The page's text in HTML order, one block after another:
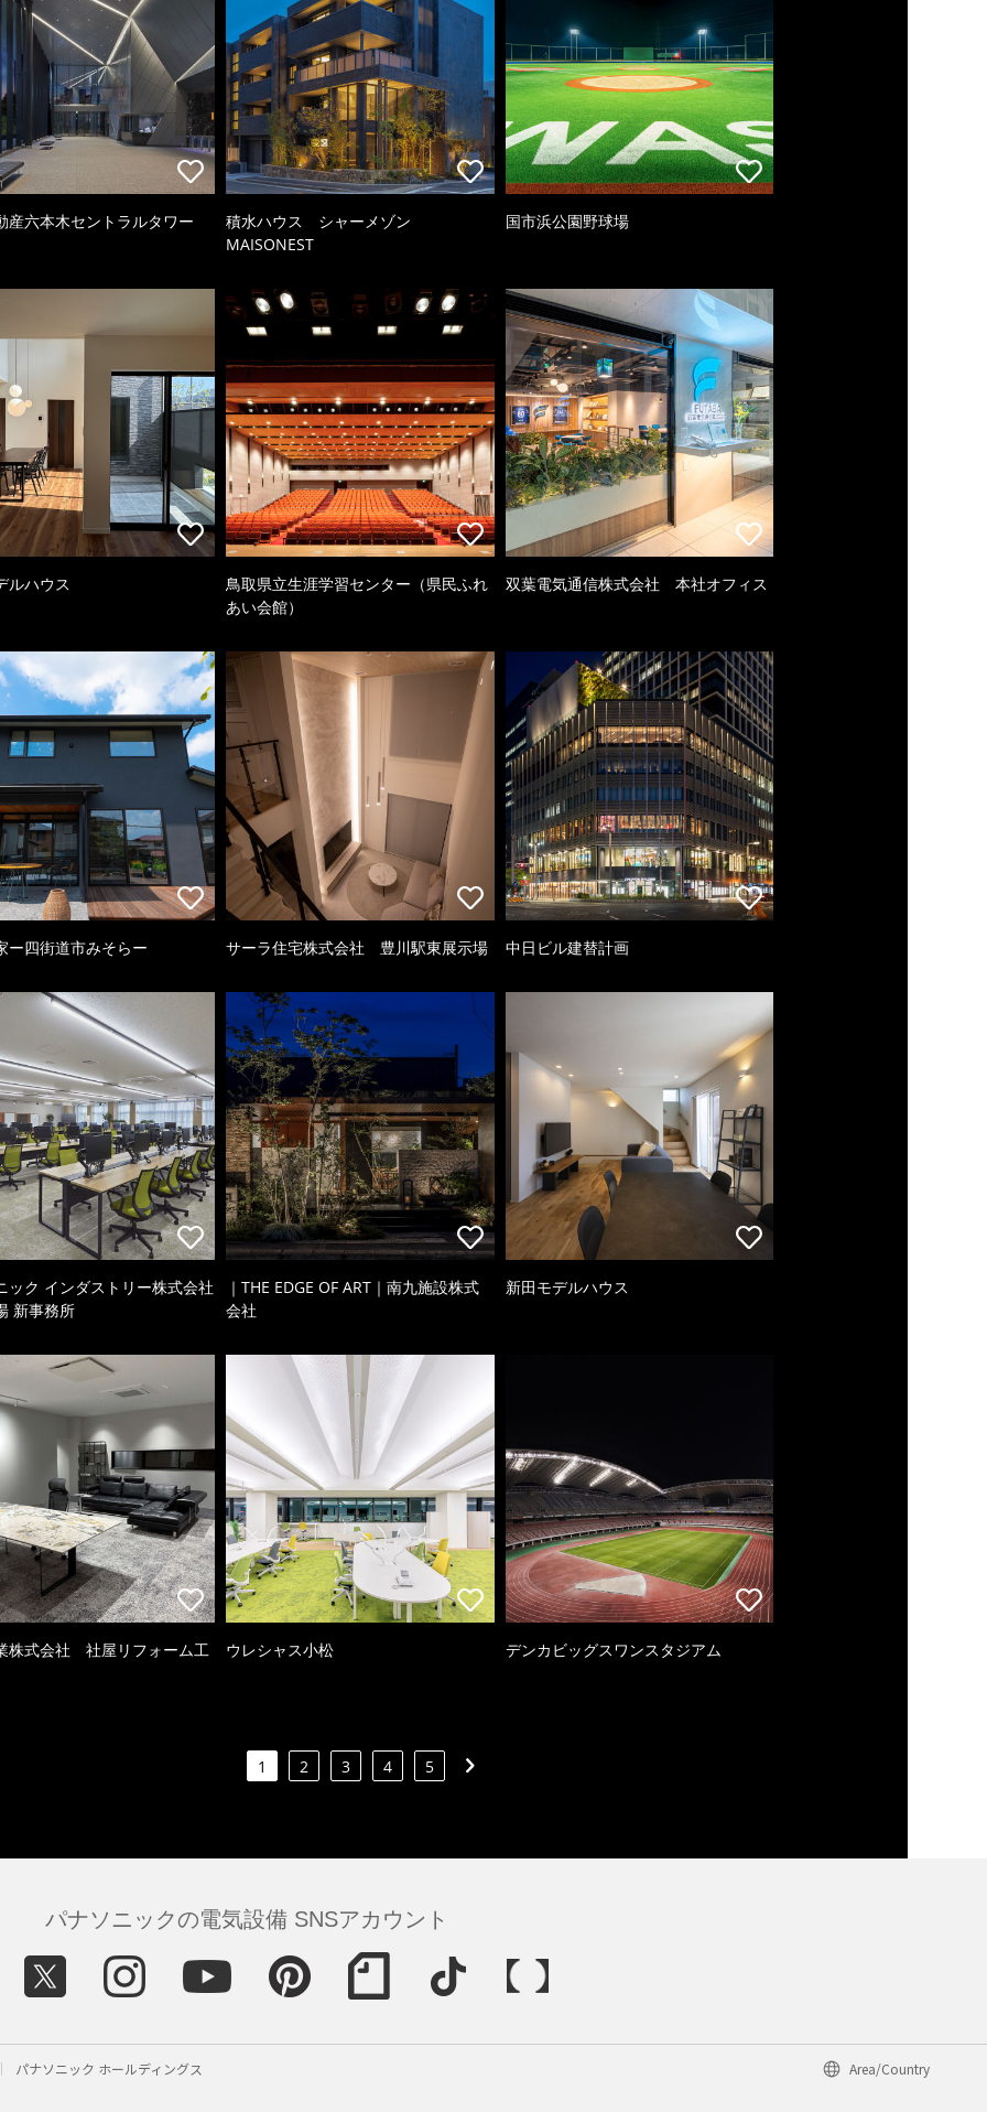
産六本木セントラルタワー
積水ハウス シャーメゾン
MAISONEST
国市浜公園野球場
ルハウス
鳥取県立生涯学習センター（県民ふれ
あい会館）
双葉電気通信株式会社 本社オフィス
ー四街道市みそらー サーラ住宅株式会社 豊川駅東展示場 中日ビル建替計画
ック インダストリー株式会社
新事務所
｜THE EDGE OF ART｜南九施設株式
会社
新田モデルハウス
株式会社 社屋リフォーム工 ウレシャス小松 デンカビッグスワンスタジアム
1 2 3 4 5
パナソニックの電気設備 SNSアカウント
パナソニック ホールディングス Area/Country